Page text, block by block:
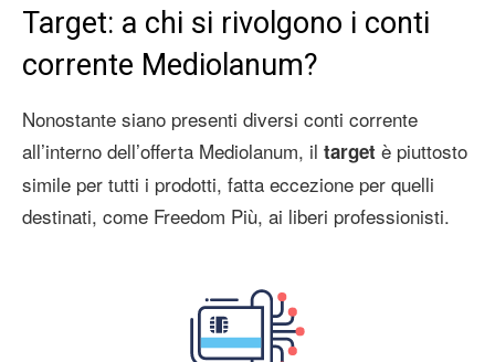
Target: a chi si rivolgono i conti
corrente Mediolanum?
Nonostante siano presenti diversi conti corrente
all’interno dell’offerta Mediolanum, il target è piuttosto
simile per tutti i prodotti, fatta eccezione per quelli
destinati, come Freedom Più, ai liberi professionisti.